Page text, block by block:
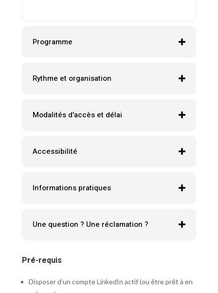
Programme
Rythme et organisation
Modalités d'accès et délai
Accessibilité
Informations pratiques
Une question ? Une réclamation ?
Pré-requis
Disposer d’un compte LinkedIn actif (ou être prêt à en